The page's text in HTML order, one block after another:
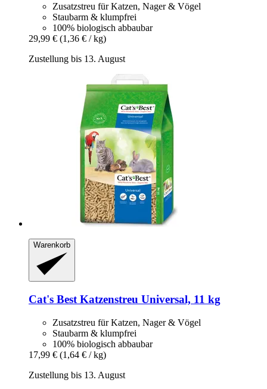
Zusatzstreu für Katzen, Nager & Vögel
Staubarm & klumpfrei
100% biologisch abbaubar
29,99 € (1,36 € / kg)
Zustellung bis 13. August
Warenkorb
Cat's Best Katzenstreu Universal, 11 kg
Zusatzstreu für Katzen, Nager & Vögel
Staubarm & klumpfrei
100% biologisch abbaubar
17,99 € (1,64 € / kg)
Zustellung bis 13. August